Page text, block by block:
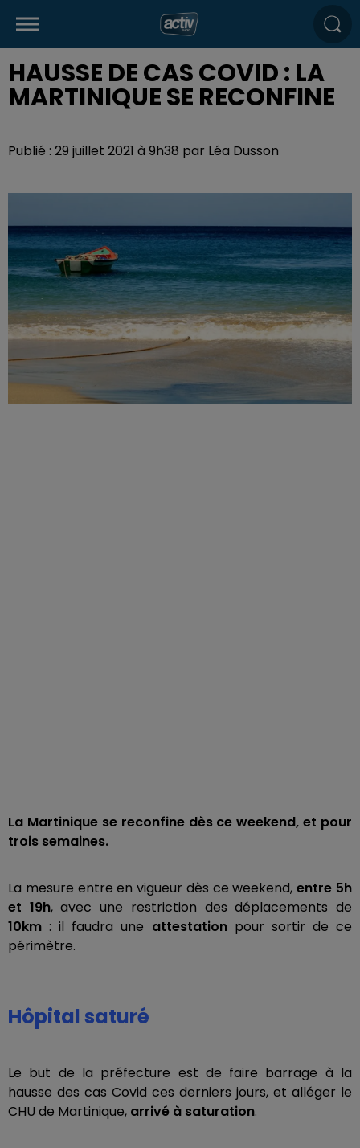
HAUSSE DE CAS COVID : LA
MARTINIQUE SE RECONFINE
Publié : 29 juillet 2021 à 9h38 par Léa Dusson
La Martinique se reconfine dès ce weekend, et pour
trois semaines.
La mesure entre en vigueur dès ce weekend,entre 5h
et 19h, avec une restriction des déplacements de
10km : il faudra une attestationpour sortir de ce
périmètre.
Hôpital saturé
Le but de la préfecture est de faire barrage à la
hausse des cas Covid ces derniers jours, et alléger le
CHU de Martinique, arrivé à saturation.